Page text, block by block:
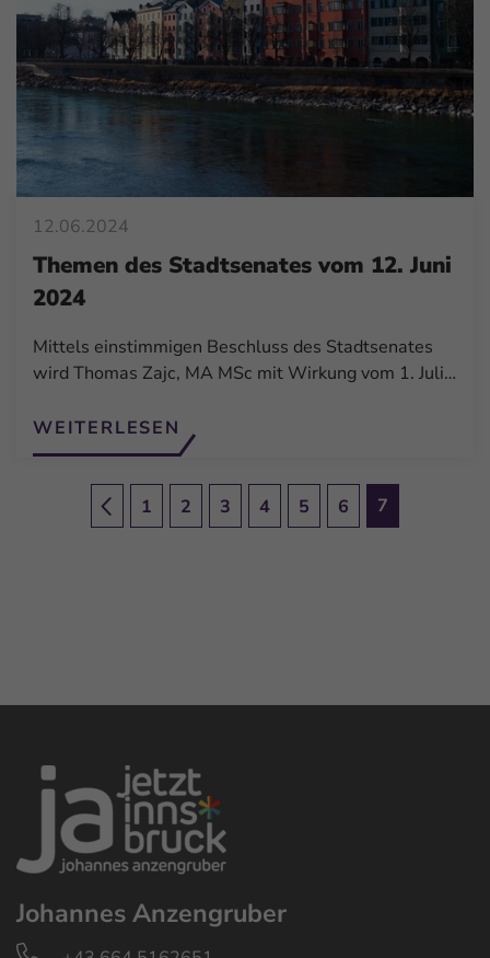
12.06.2024
Themen des Stadtsenates vom 12. Juni
2024
Mittels einstimmigen Beschluss des Stadtsenates
wird Thomas Zajc, MA MSc mit Wirkung vom 1. Juli…
WEITERLESEN
1 2 3 4 5 6 7
Johannes Anzengruber